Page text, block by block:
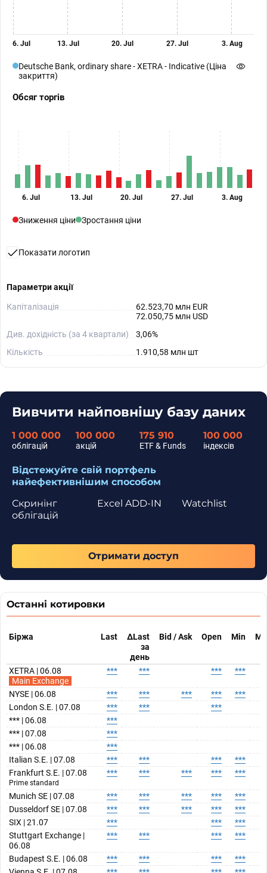
6. Jul 13. Jul 20. Jul 27. Jul 3. Aug
Deutsche Bank, ordinary share - XETRA - Indicative (Ціна
закриття)
Обсяг торгів
6. Jul 13. Jul 20. Jul 27. Jul 3. Aug
Зниження ціни Зростання ціни
Показати логотип
Параметри акції
Капіталізація
62.523,70 млн EUR
72.050,75 млн USD
Див. дохідність (за 4 квартали)
3,06%
Кількість
1.910,58 млн шт
Вивчити найповнішу базу даних
1 000 000
облігацій
100 000
акцій
175 910
ETF & Funds
100 000
індексів
Відстежуйте свій портфель
найефективнішим способом
Скринінг
облігацій
Watchlist
Excel ADD-IN
Отримати доступ
Останні котировки
Біржа Last
ΔLast
за
день
Bid / Ask Open Min
XETRA | 06.08
Main Exchange
*** *** *** ***
NYSE | 06.08 *** *** *** *** ***
London S.E. | 07.08
*** ***
***
*** | 06.08
***
*** | 07.08
***
*** | 06.08
***
Italian S.E. | 07.08
*** *** *** ***
Frankfurt S.E. | 07.08
Prime standard
*** *** *** *** ***
Munich SE | 07.08 *** *** *** *** ***
Dusseldorf SE | 07.08
*** *** *** *** ***
SIX | 21.07
*** *** ***
Stuttgart Exchange |
06.08
*** *** *** ***
Budapest S.E. | 06.08 *** *** *** ***